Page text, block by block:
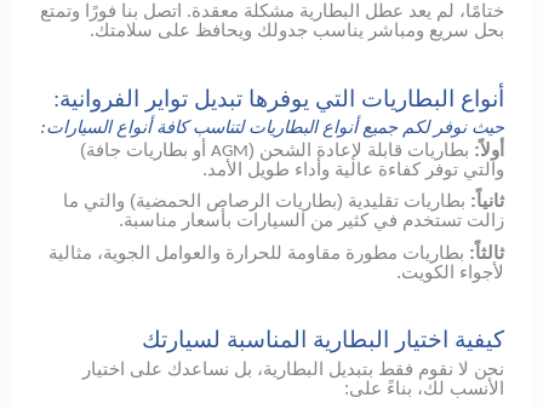
ختامًا، لم يعد عطل البطارية مشكلة معقدة. اتصل بنا فورًا وتمتع
بحل سريع ومباشر يناسب جدولك ويحافظ على سلامتك.
أنواع البطاريات التي يوفرها تبديل تواير الفروانية:
حيث نوفر لكم جميع أنواع البطاريات لتناسب كافة أنواع السيارات:
أولاً: بطاريات قابلة لإعادة الشحن (AGM أو بطاريات جافة)
والتي توفر كفاءة عالية وأداء طويل الأمد.
ثانياً: بطاريات تقليدية (بطاريات الرصاص الحمضية) والتي ما
زالت تستخدم في كثير من السيارات بأسعار مناسبة.
ثالثاً: بطاريات مطورة مقاومة للحرارة والعوامل الجوية، مثالية
لأجواء الكويت.
كيفية اختيار البطارية المناسبة لسيارتك
نحن لا نقوم فقط بتبديل البطارية، بل نساعدك على اختيار
الأنسب لك، بناءً على: